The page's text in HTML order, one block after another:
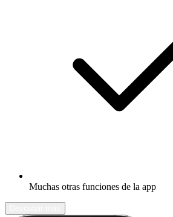
Muchas otras funciones de la app